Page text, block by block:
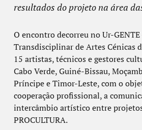
resultados do projeto na área
O encontro decorreu no Ur-
Transdisciplinar de Artes Cénicas
15 artistas, técnicos e gestores
Cabo Verde, Guiné-Bissau,
Príncipe e Timor-Leste, com o
cooperação profissional, a
intercâmbio artístico entre
PROCULTURA.